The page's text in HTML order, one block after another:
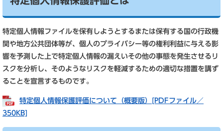
特定個人情報ファイルを保有しようとするまたは保有する国の行政機
関や地方公共団体等が、個人のプライバシー等の権利利益に与える影
響を予測した上で特定個人情報の漏えいその他の事態を発生させるリ
スクを分析し、そのようなリスクを軽減するための適切な措置を講ず
ることを宣言するものです。
特定個人情報保護評価について（概要版）[PDFファイル／
350KB]